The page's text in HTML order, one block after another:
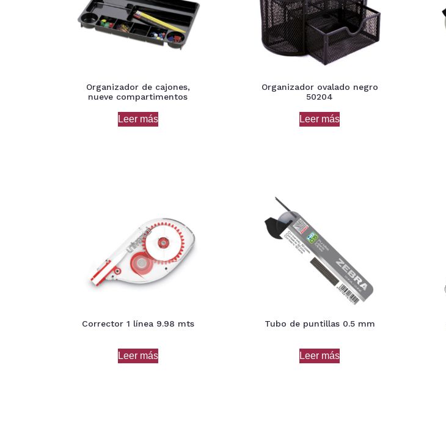
Organizador de cajones,
nueve compartimentos
Leer más
Organizador ovalado negro
50204
Leer más
Corrector 1 línea 9.98 mts
Leer más
Tubo de puntillas 0.5 mm
Leer más